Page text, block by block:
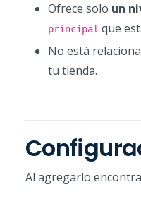
Ofrece solo un
principal que
No está
tu tienda.
Al agregarlo